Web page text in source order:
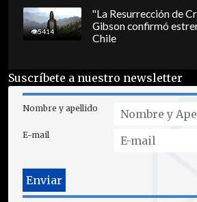
5414
"La Resurrección de
Gibson confirmó
Chile
Suscríbete a nuestro newsletter
Nombre y apellido
E-mail